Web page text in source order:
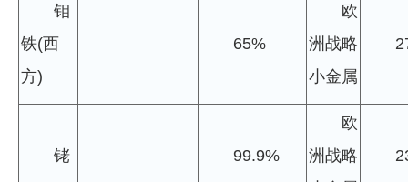
钼
铁(西
方)
65%
欧
洲战略
小金属
铑 99.9%
欧
洲战略